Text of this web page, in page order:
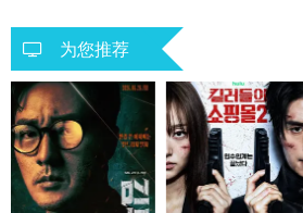
为您推荐